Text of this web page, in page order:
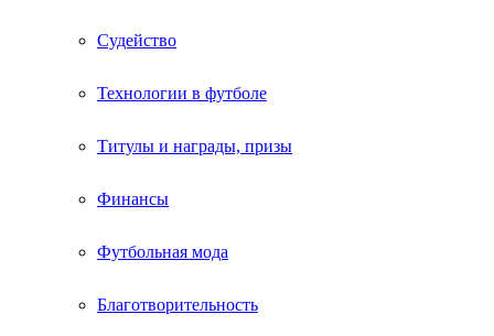
Судейство
Технологии в футболе
Титулы и награды, призы
Финансы
Футбольная мода
Благотворительность